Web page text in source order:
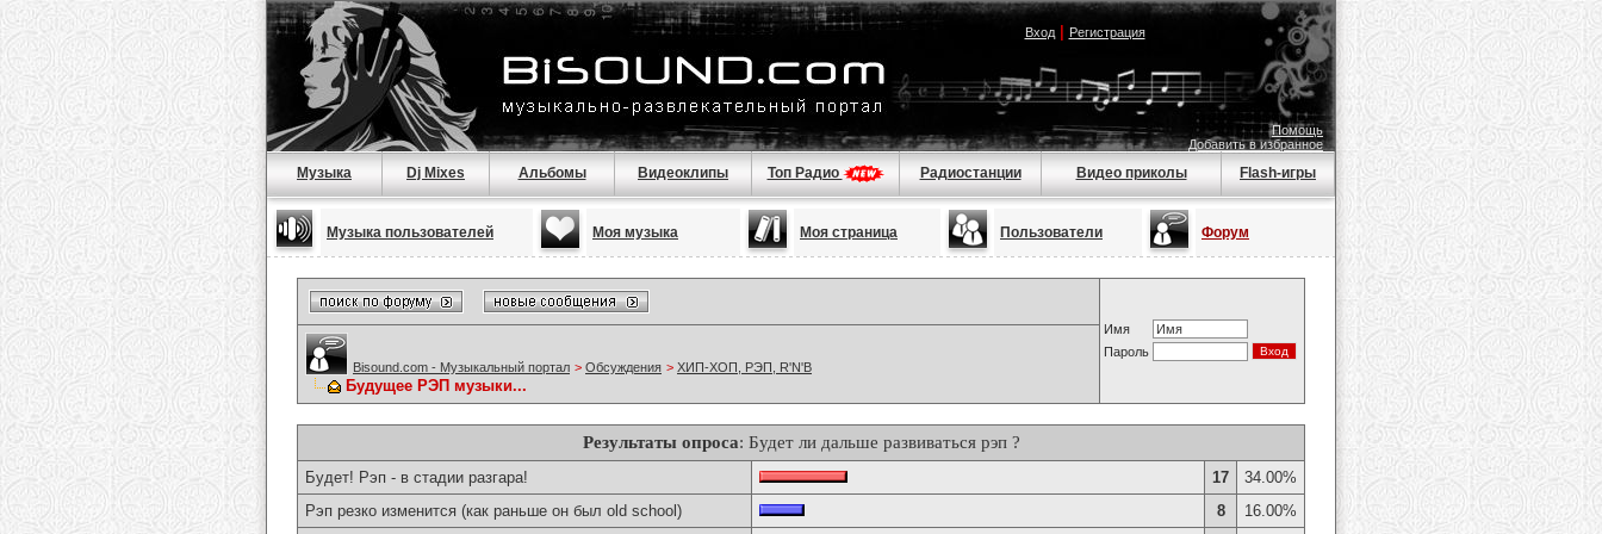
Вход| Регистрация
Помощь
Добавить в избранное
Музыка Dj Mixes Альбомы Видеоклипы Топ Радио Радиостанции Видео приколы Flash-игры
Музыка пользователей Моя музыка Моя страница Пользователи Форум
Имя
Пароль
Bisound.com - Музыкальный портал > Обсуждения > ХИП-ХОП, РЭП, R'N'B
Будущее РЭП музыки...
Результаты опроса: Будет ли дальше развиваться рэп ?
Будет! Рэп - в стадии разгара! 17
34.00%
Рэп резко изменится (как раньше он был old school)
8 16.00%